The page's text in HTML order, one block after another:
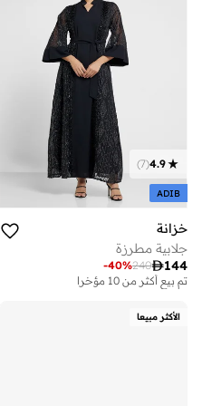
4.9
(
7
)
ADIB
خزانة
جلابية مطرزة
144
240
-40%
تم بيع أكثر من 10 مؤخرا
الأكثر مبيعا